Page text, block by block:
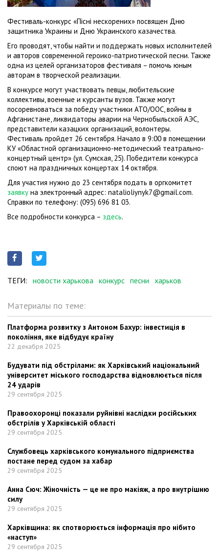
Фестиваль-конкурс «Пісні нескорених» посвящен Дню
защитника Украины и Дню Украинского казачества.
Его проводят, чтобы найти и поддержать новых исполнителей
и авторов современной героико-патриотической песни. Также
одна из целей организаторов фестиваля – помочь юным
авторам в творческой реализации.
В конкурсе могут участвовать певцы, любительские
коллективы, военные и курсанты вузов. Также могут
посоревноваться за победу участники АТО/ООС, войны в
Афганистане, ликвидаторы аварии на Чернобыльской АЭС,
представители казацких организаций, волонтеры.
Фестиваль пройдет 26 сентября. Начало в 9:00 в помещении
КУ «Областной организационно-методический театрально-
концертный центр» (ул. Сумская, 25). Победители конкурса
споют на праздничных концертах 14 октября.
Для участия нужно до 23 сентября подать в оргкомитет
заявку на электронный адрес: natalioliynyk7@gmail.com.
Справки по телефону: (095) 696 81 03.
Все подробности конкурса – здесь.
ТЕГИ: новости харькова конкурс песни харьков
Материалы по теме:
Платформа розвитку з Антоном Бахур: інвестиція в
покоління, яке відбудує країну
22 декабря 2025
Будувати під обстрілами: як Харківський національний
університет міського господарства відновлюється після
24 ударів
29 сентября 2025
Правоохоронці показали руйнівні наслідки російських
обстрілів у Харківській області
29 сентября 2025
Службовець харківського комунального підприємства
постане перед судом за хабар
29 сентября 2025
Анна Сюч: Жіночність — це не про макіяж, а про внутрішню
силу
29 сентября 2025
Харківщина: як спотворюється інформація про нібито
«наступ»
29 сентября 2025